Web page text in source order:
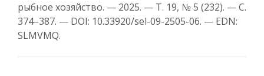
рыбное хозяйство. — 2025. — Т. 19, № 5 (232). — С.
374–387. — DOI: 10.33920/sel-09-2505-06. — EDN:
SLMVMQ.